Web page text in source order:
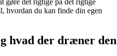
hvordan du kan finde din egen
hvad der dræner den